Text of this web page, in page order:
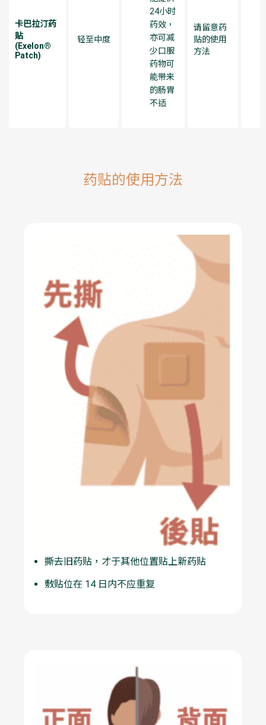
卡巴拉汀药
贴
(Exelon®
Patch)
轻至中度
24小时
药效，
亦可减
少口服
药物可
能带来
的肠胃
不适
请留意药
贴的使用
方法
药贴的使用方法​
撕去旧药贴，才于其他位置贴上新药贴
敷贴位在 14 日内不应重复